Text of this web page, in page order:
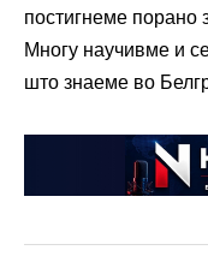
постигнеме порано
Многу научивме и
што знаеме во